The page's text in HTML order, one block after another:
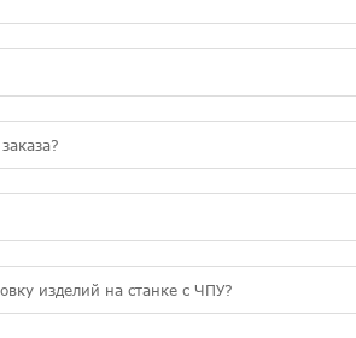
изделий на станке с ЧПУ?